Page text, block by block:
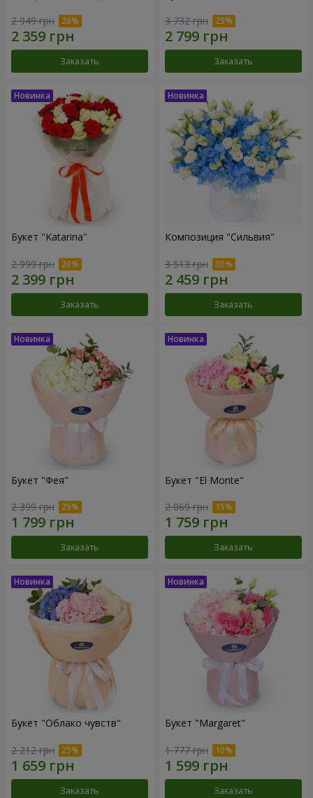
2 949 грн
Заказать
3 732 грн
Заказать
Букет "Katarina"
2 999 грн
Заказать
Композиция "Сильвия"
3 513 грн
Заказать
Букет "Фея"
2 399 грн
Заказать
Букет "El Monte"
2 069 грн
Заказать
Букет "Облако чувств"
2 212 грн
Заказать
Букет "Margaret"
1 777 грн
Заказать